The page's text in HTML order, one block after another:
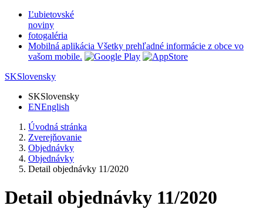
Ľubietovské
noviny
fotogaléria
Mobilná aplikácia Všetky prehľadné informácie z obce vo
vašom mobile.
SKSlovensky
SKSlovensky
ENEnglish
Úvodná stránka
Zverejňovanie
Objednávky
Objednávky
Detail objednávky 11/2020
Detail objednávky 11/2020